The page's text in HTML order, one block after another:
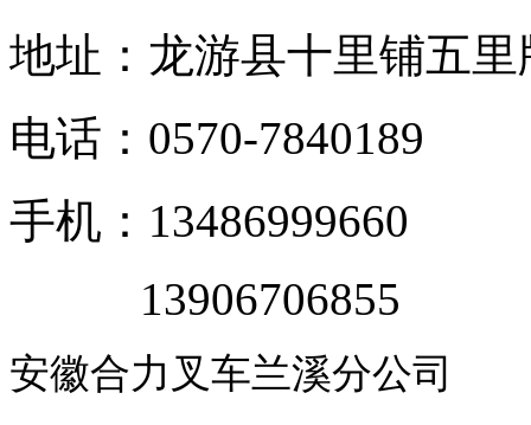
地址：龙游县十里铺五里
电话：0570-7840189
手机：13486999660
13906706855
安徽合力叉车兰溪分公司